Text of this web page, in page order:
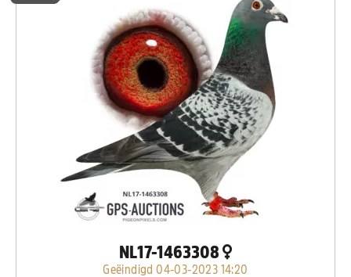
NL17-1463308
Geëindigd 04-03-2023 14:20